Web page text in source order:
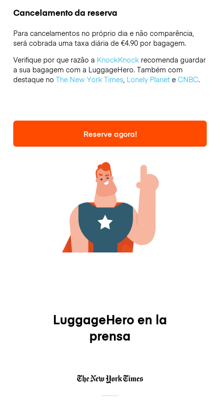
Cancelamento da reserva
Para cancelamentos no próprio dia e não comparência,
será cobrada uma taxa diária de €4.90 por bagagem.
Verifique por que razão a KnockKnockrecomenda guardar
a sua bagagem com a LuggageHero. Também com
destaque no The New York Times, Lonely Planete CNBC.
Reserve agora!
LuggageHero en la
prensa